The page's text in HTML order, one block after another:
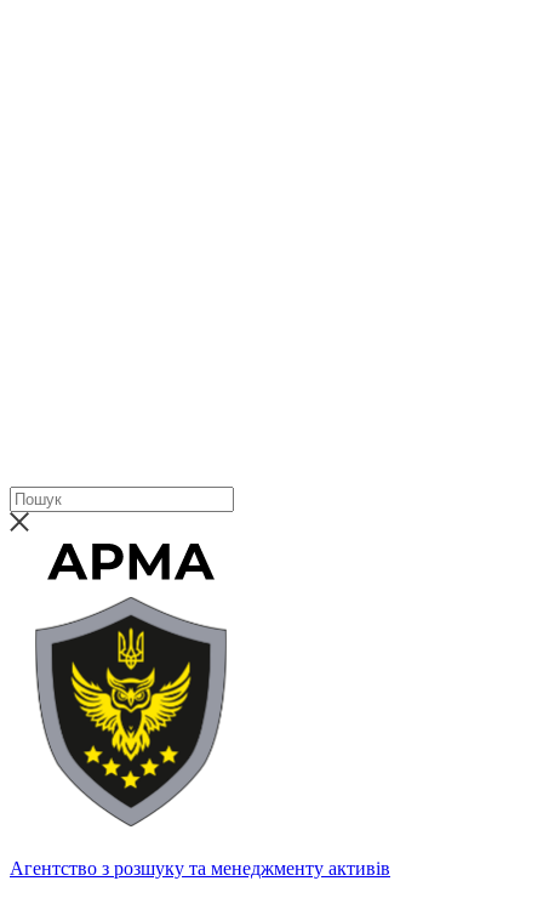
Агентство з розшуку та менеджменту активів